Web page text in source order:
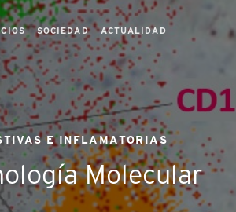
SOCIEDAD ACTUALIDAD
E INFLAMATORIAS
Molecular